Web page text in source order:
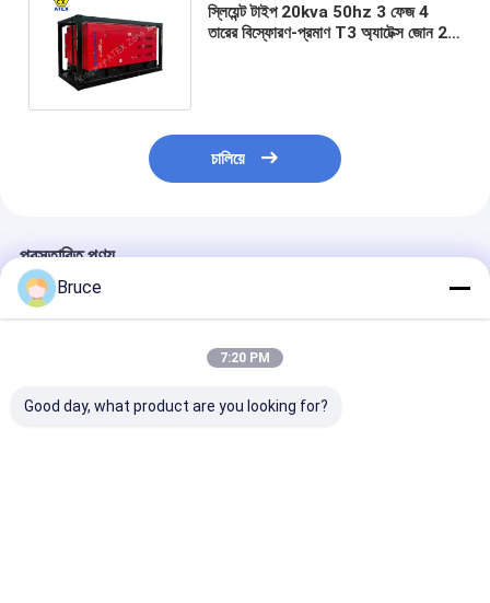
স্লিয়েন্ট টাইপ 20kva 50hz 3 ফেজ 4
তারের বিস্ফোরণ-প্রমাণ T3 অ্যাটেক্স জোন 2
চালিয়ে
প্রস্তাবিত পণ্য
Bruce
7:20 PM
Good day, what product are you looking for?